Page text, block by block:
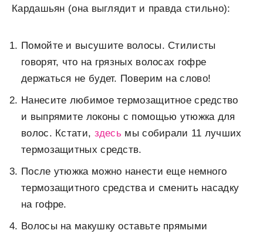
Кардашьян (она выглядит и правда стильно):
Помойте и высушите волосы. Стилисты
говорят, что на грязных волосах гофре
держаться не будет. Поверим на слово!
Нанесите любимое термозащитное средство
и выпрямите локоны с помощью утюжка для
волос. Кстати, здесь мы собирали 11 лучших
термозащитных средств.
После утюжка можно нанести еще немного
термозащитного средства и сменить насадку
на гофре.
Волосы на макушку оставьте прямыми